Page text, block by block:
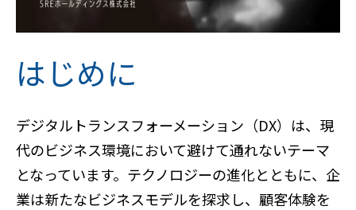
はじめに
デジタルトランスフォーメーション（DX）は、現
代のビジネス環境において避けて通れないテーマ
となっています。テクノロジーの進化とともに、企
業は新たなビジネスモデルを探求し、顧客体験を